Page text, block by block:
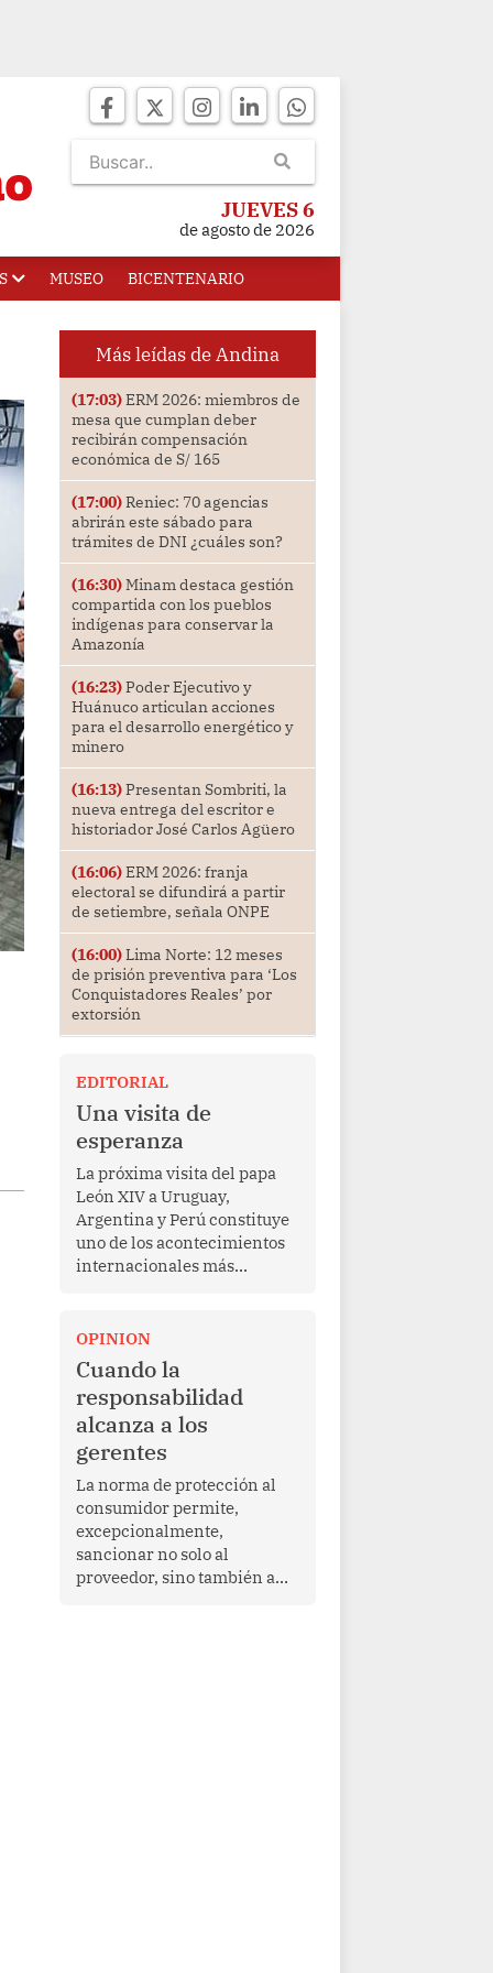
JUEVES 6
de agosto de 2026
MUSEO BICENTENARIO
Más leídas de Andina
(17:03)ERM 2026: miembros de
mesa que cumplan deber
recibirán compensación
económica de S/ 165
(17:00)Reniec: 70 agencias
abrirán este sábado para
trámites de DNI ¿cuáles son?
(16:30)Minam destaca gestión
compartida con los pueblos
indígenas para conservar la
Amazonía
(16:23)Poder Ejecutivo y
Huánuco articulan acciones
para el desarrollo energético y
minero
(16:13)Presentan Sombriti, la
nueva entrega del escritor e
historiador José Carlos Agüero
(16:06)ERM 2026: franja
electoral se difundirá a partir
de setiembre, señala ONPE
(16:00)Lima Norte: 12 meses
de prisión preventiva para ‘Los
Conquistadores Reales’ por
extorsión
EDITORIAL
Una visita de
esperanza
La próxima visita del papa
León XIV a Uruguay,
Argentina y Perú constituye
uno de los acontecimientos
internacionales más
Más allá de su dimensión
religiosa, esta gira
representa una oportunidad
para reafirmar el valor del
diálogo, fortalecer los
vínculos entre los pueblos y
proyectar una imagen de
cooperación en una región
que enfrenta desafíos en
materia de desarrollo,
cohesión social y
gobernabilidad.
OPINION
Cuando la
responsabilidad
alcanza a los
gerentes
La norma de protección al
consumidor permite,
excepcionalmente,
sancionar no solo al
proveedor, sino también a